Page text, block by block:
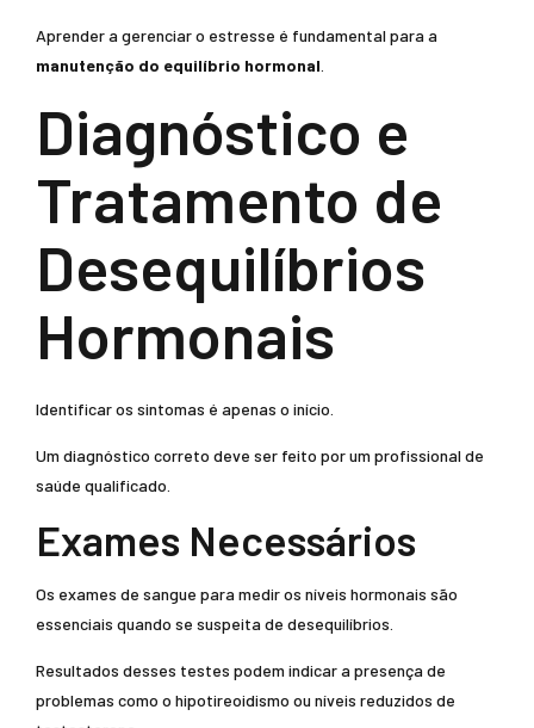
Aprender a gerenciar o estresse é fundamental para a
manutenção do equilíbrio hormonal
Diagnóstico e
Tratamento de
Desequilíbrios
Hormonais
Identificar os sintomas é apenas o início.
Um diagnóstico correto deve ser feito por um profissional de
saúde qualificado.
Exames Necessários
Os exames de sangue para medir os níveis hormonais são
essenciais quando se suspeita de desequilíbrios.
Resultados desses testes podem indicar a presença de
problemas como o hipotireoidismo ou níveis reduzidos de